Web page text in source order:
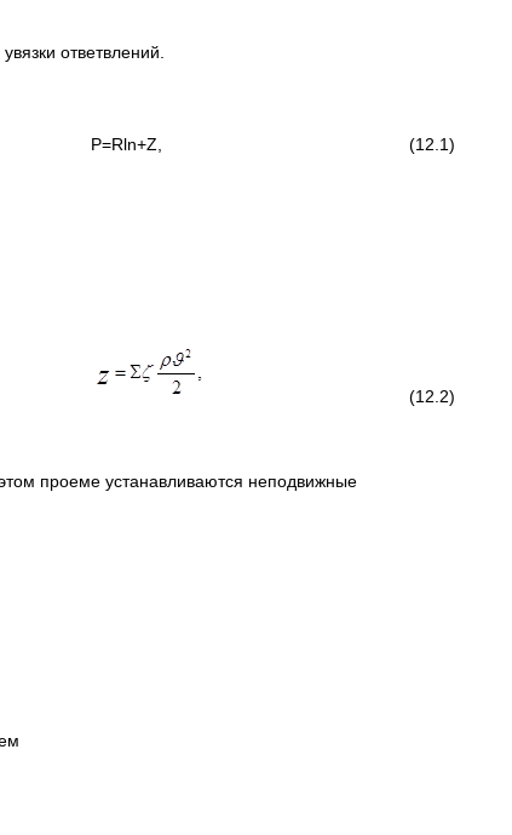
ответвлений.
Р=Rln+Z, (12.1)
(12.2)
проеме устанавливаются неподвижные